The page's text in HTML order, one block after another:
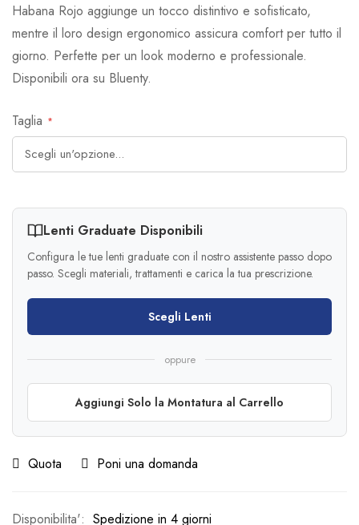
Habana Rojo aggiunge un tocco distintivo e sofisticato,
mentre il loro design ergonomico assicura comfort per tutto il
giorno. Perfette per un look moderno e professionale.
Disponibili ora su Bluenty.
Taglia
Lenti Graduate Disponibili
Configura le tue lenti graduate con il nostro assistente passo dopo
passo. Scegli materiali, trattamenti e carica la tua prescrizione.
Scegli Lenti
oppure
Aggiungi Solo la Montatura al Carrello
Quota Poni una domanda
Spedizione in 4 giorni